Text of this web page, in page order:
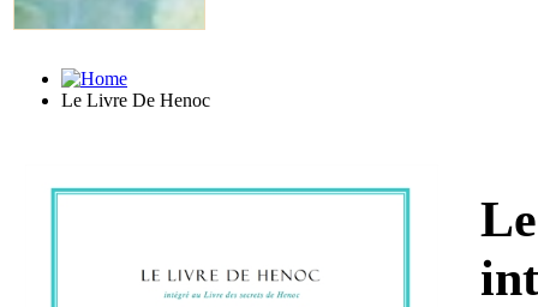
Le Livre De Henoc
Download